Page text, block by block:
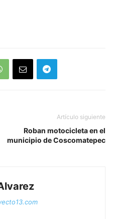
Artículo siguiente
Roban motocicleta en el
municipio de Coscomatepec